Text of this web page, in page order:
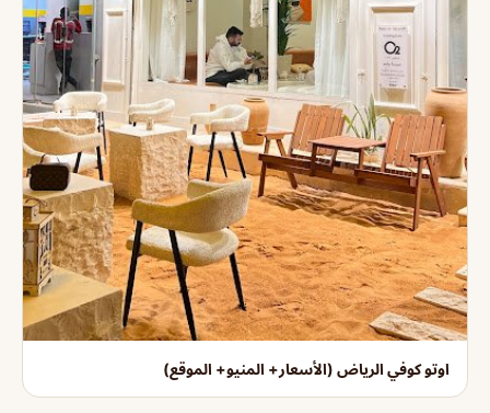
اوتو كوفي الرياض (الأسعار+ المنيو+ الموقع)